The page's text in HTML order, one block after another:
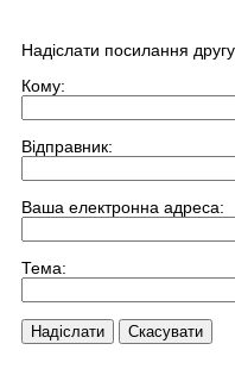
Надіслати посилання
Кому:
Відправник:
Ваша електронна адреса:
Тема:
Надіслати Скасувати